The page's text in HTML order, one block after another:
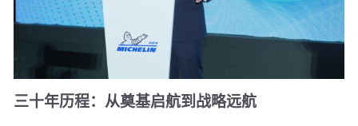
三十年历程：从奠基启航到战略远航